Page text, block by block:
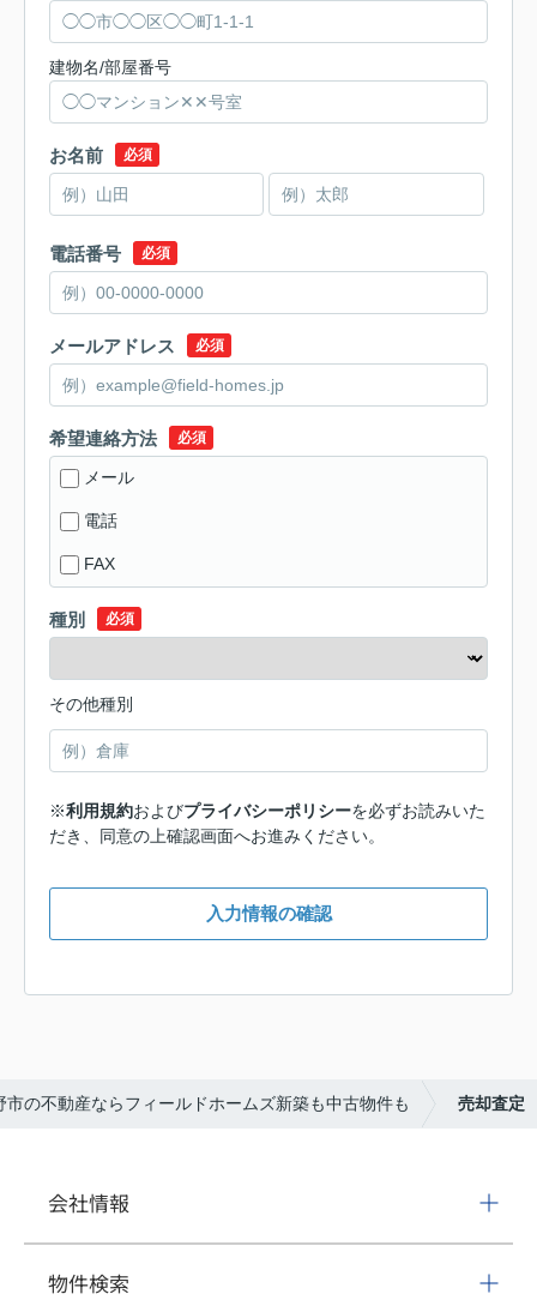
建物名/部屋番号
お名前 必須
電話番号 必須
メールアドレス 必須
希望連絡方法 必須
メール
電話
FAX
種別 必須
その他種別
※利用規約およびプライバシーポリシーを必ずお読みいた
だき、同意の上確認画面へお進みください。
入力情報の確認
市の不動産ならフィールドホームズ新築も中古物件も 売却査定
会社情報
物件検索